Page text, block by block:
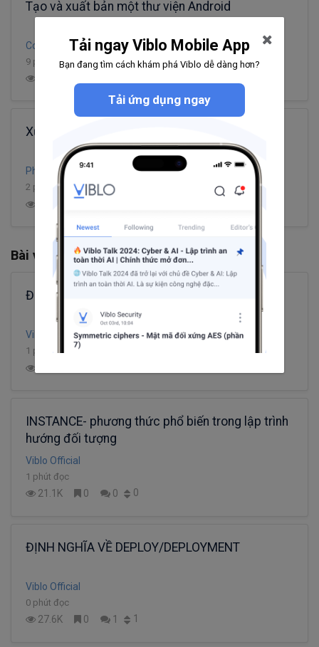
Tạo và xuất bản một thư viện Android
CodeLamGi
9 phút đọc
Xử lý tài liệu với thư viện PhpWord
Phạm Trí Thái
2 phút đọc
Bài viết khác từ Viblo Official
ĐỊNH NGHĨA VỀ COMPONENT
Viblo Official
1 phút đọc
INSTANCE- phương thức phổ biến trong lập trình
hướng đối tượng
Viblo Official
1 phút đọc
21.1K 0 0 0
ĐỊNH NGHĨA VỀ DEPLOY/DEPLOYMENT
Viblo Official
0 phút đọc
27.6K 0 1 1
Tải ngay Viblo Mobile App
Bạn đang tìm cách khám phá Viblo dễ dàng hơn?
Tải ứng dụng ngay